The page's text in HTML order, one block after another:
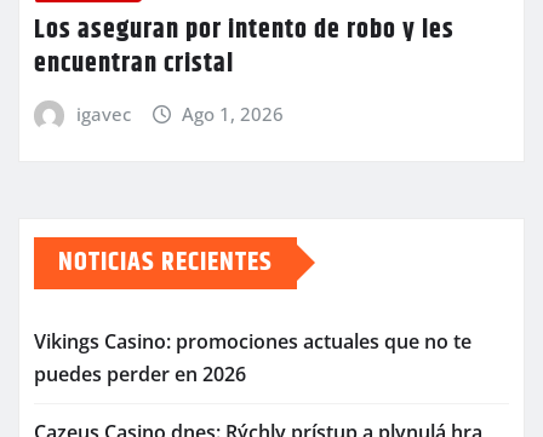
Los aseguran por intento de robo y les
encuentran cristal
igavec Ago 1, 2026
NOTICIAS RECIENTES
Vikings Casino: promociones actuales que no te
puedes perder en 2026